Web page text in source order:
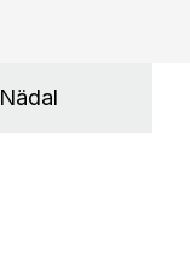
Nädal